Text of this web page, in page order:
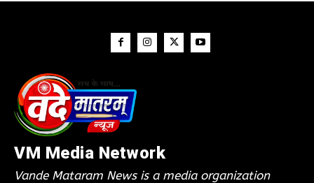
VM Media Network
Vande Mataram News is a media organization